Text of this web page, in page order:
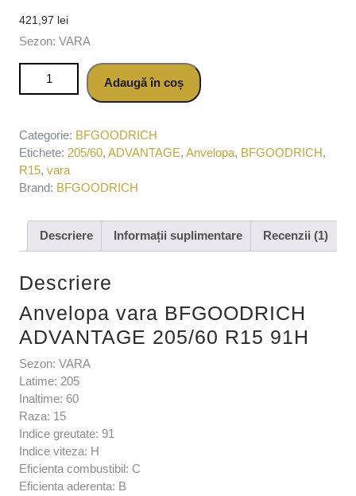
421,97 lei
Sezon: VARA
Cantitate Anvelopa vara BFGOODRICH ADVANTAGE
205/60 R15 91H
Adaugă în coș
Categorie: BFGOODRICH
Etichete: 205/60, ADVANTAGE, Anvelopa, BFGOODRICH,
R15, vara
Brand: BFGOODRICH
Descriere Informații suplimentare Recenzii (1)
Descriere
Anvelopa vara BFGOODRICH
ADVANTAGE 205/60 R15 91H
Sezon: VARA
Latime: 205
Inaltime: 60
Raza: 15
Indice greutate: 91
Indice viteza: H
Eficienta combustibil: C
Eficienta aderenta: B